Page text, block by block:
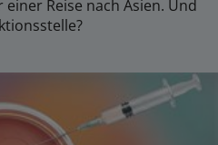
Reise nach Asien. Und